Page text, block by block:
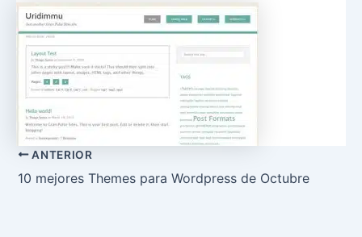
ANTERIOR
10 mejores Themes para Wordpress de Octubre